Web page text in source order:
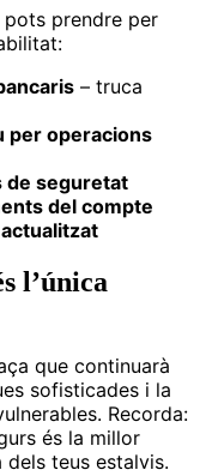
pots prendre per
– truca
per operacions
de seguretat
del compte
l’única
que continuarà
sofisticades i la
Recorda:
és la millor
teus estalvis.